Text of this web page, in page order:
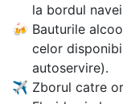
la bordul
🍻 Bauturile
celor
autoservire).
✈ Zborul catre